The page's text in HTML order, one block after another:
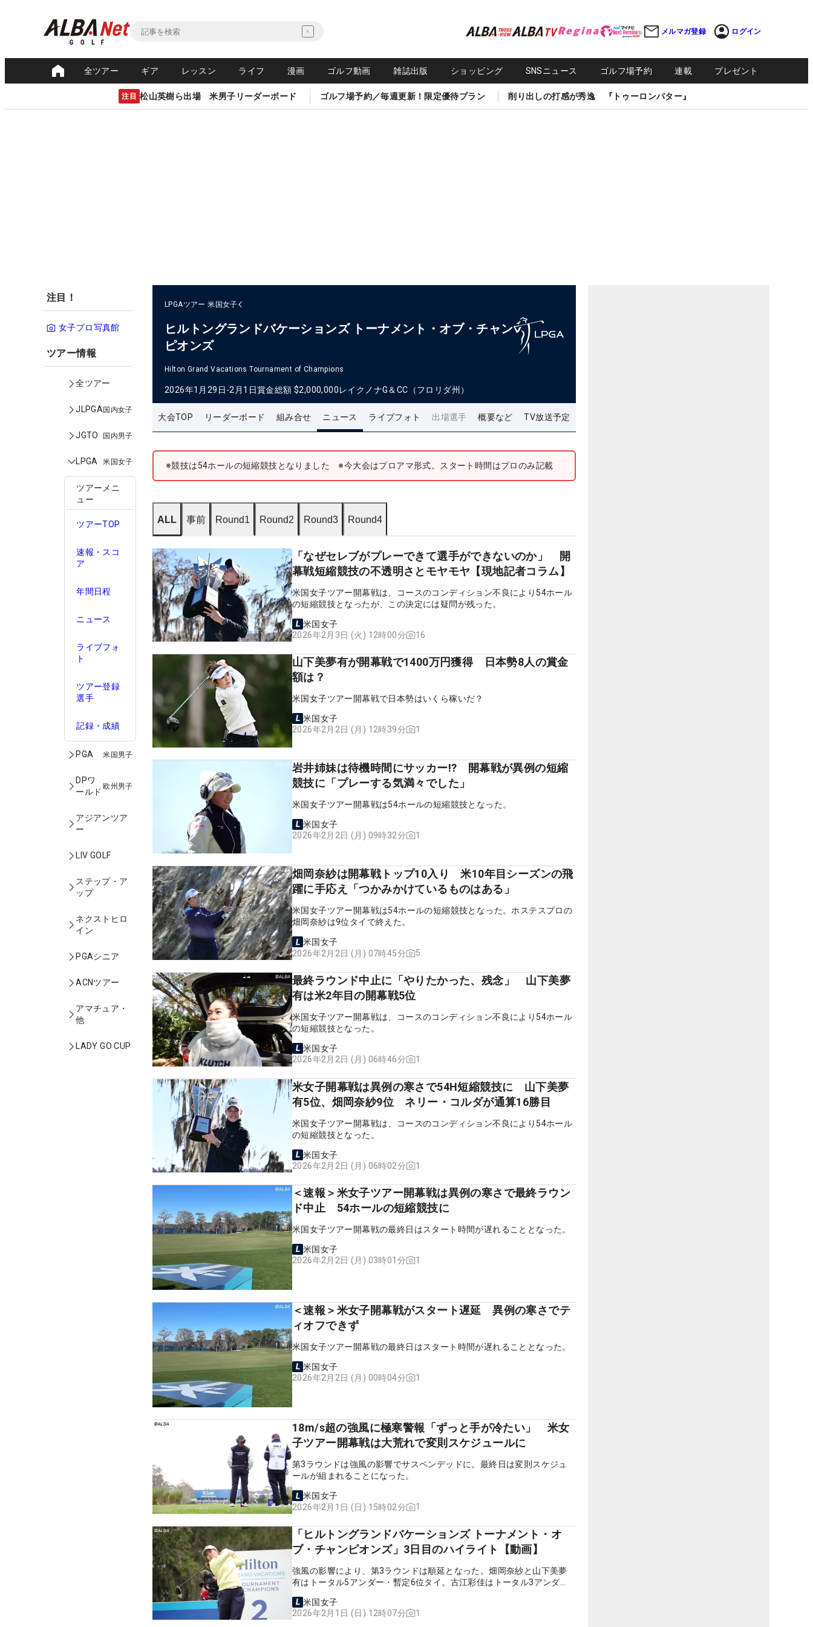
メルマガ登録 ログイン
全ツアー ギア レッスン ライフ 漫画 ゴルフ動画 雑誌出版 ショッピング SNSニュース ゴルフ場予約 連載 プレゼント
注目 松山英樹ら出場 米男子リーダーボード ゴルフ場予約／毎週更新！限定優待プラン 削り出しの打感が秀逸 『トゥーロンパター』
注目！
女子プロ写真館
ツアー情報
全ツアー
JLPGA国内女子
JGTO 国内男子
LPGA 米国女子
ツアーメニ
ュー
ツアーTOP
速報・スコ
ア
年間日程
ニュース
ライブフォ
ト
ツアー登録
選手
記録・成績
PGA 米国男子
DPワ
ールド
欧州男子
アジアンツア
ー
LIV GOLF
ステップ・ア
ップ
ネクストヒロ
イン
PGAシニア
ACNツアー
アマチュア・
他
LADY GO CUP
LPGAツアー 米国女子
ヒルトングランドバケーションズ トーナメント・オブ・チャン
ピオンズ
Hilton Grand Vacations Tournament of Champions
2026年1月29日-2月1日賞金総額 $2,000,000レイクノナG＆CC（フロリダ州）
大会TOP リーダーボード 組み合せ ニュース ライブフォト 出場選手 概要など TV放送予定
※競技は54ホールの短縮競技となりました ※今大会はプロアマ形式。スタート時間はプロのみ記載
ALL 事前 Round1 Round2 Round3 Round4
「なぜセレブがプレーできて選手ができないのか」 開
幕戦短縮競技の不透明さとモヤモヤ【現地記者コラム】
米国女子ツアー開幕戦は、コースのコンディション不良により54ホール
の短縮競技となったが、この決定には疑問が残った。
米国女子
2026年2月3日 (火) 12時00分
16
山下美夢有が開幕戦で1400万円獲得 日本勢8人の賞金
額は？
米国女子ツアー開幕戦で日本勢はいくら稼いだ？
米国女子
2026年2月2日 (月) 12時39分
1
岩井姉妹は待機時間にサッカー!? 開幕戦が異例の短縮
競技に「プレーする気満々でした」
米国女子ツアー開幕戦は54ホールの短縮競技となった。
米国女子
2026年2月2日 (月) 09時32分
1
畑岡奈紗は開幕戦トップ10入り 米10年目シーズンの飛
躍に手応え「つかみかけているものはある」
米国女子ツアー開幕戦は54ホールの短縮競技となった。ホステスプロの
畑岡奈紗は9位タイで終えた。
米国女子
2026年2月2日 (月) 07時45分
5
最終ラウンド中止に「やりたかった、残念」 山下美夢
有は米2年目の開幕戦5位
米国女子ツアー開幕戦は、コースのコンディション不良により54ホール
の短縮競技となった。
米国女子
2026年2月2日 (月) 06時46分
1
米女子開幕戦は異例の寒さで54H短縮競技に 山下美夢
有5位、畑岡奈紗9位 ネリー・コルダが通算16勝目
米国女子ツアー開幕戦は、コースのコンディション不良により54ホール
の短縮競技となった。
米国女子
2026年2月2日 (月) 06時02分
1
＜速報＞米女子ツアー開幕戦は異例の寒さで最終ラウン
ド中止 54ホールの短縮競技に
米国女子ツアー開幕戦の最終日はスタート時間が遅れることとなった。
米国女子
2026年2月2日 (月) 03時01分
1
＜速報＞米女子開幕戦がスタート遅延 異例の寒さでテ
ィオフできず
米国女子ツアー開幕戦の最終日はスタート時間が遅れることとなった。
米国女子
2026年2月2日 (月) 00時04分
1
18m/s超の強風に極寒警報「ずっと手が冷たい」 米女
子ツアー開幕戦は大荒れで変則スケジュールに
第3ラウンドは強風の影響でサスペンデッドに。最終日は変則スケジュ
ールが組まれることになった。
米国女子
2026年2月1日 (日) 15時02分
1
「ヒルトングランドバケーションズ トーナメント・オ
ブ・チャンピオンズ」3日目のハイライト【動画】
強風の影響により、第3ラウンドは順延となった。畑岡奈紗と山下美夢
有はトータル5アンダー・暫定6位タイ。古江彩佳はトータル3アンダ
米国女子
2026年2月1日 (日) 12時07分
1